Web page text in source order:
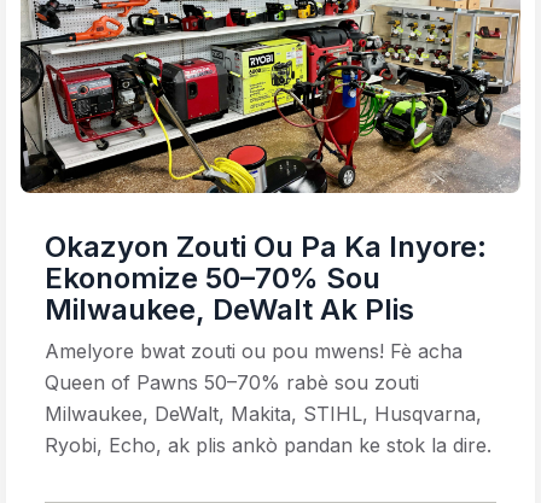
Okazyon Zouti Ou Pa Ka Inyore:
Ekonomize 50–70% Sou
Milwaukee, DeWalt Ak Plis
Amelyore bwat zouti ou pou mwens! Fè acha
Queen of Pawns 50–70% rabè sou zouti
Milwaukee, DeWalt, Makita, STIHL, Husqvarna,
Ryobi, Echo, ak plis ankò pandan ke stok la dire.